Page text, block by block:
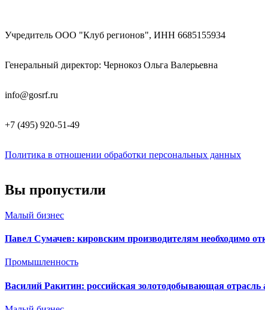
Учредитель ООО "Клуб регионов", ИНН 6685155934
Генеральный директор: Чернокоз Ольга Валерьевна
info@gosrf.ru
+7 (495) 920-51-49
Политика в отношении обработки персональных данных
Вы пропустили
Малый бизнес
Павел Сумачев: кировским производителям необходимо
Промышленность
Василий Ракитин: российская золотодобывающая отрасль